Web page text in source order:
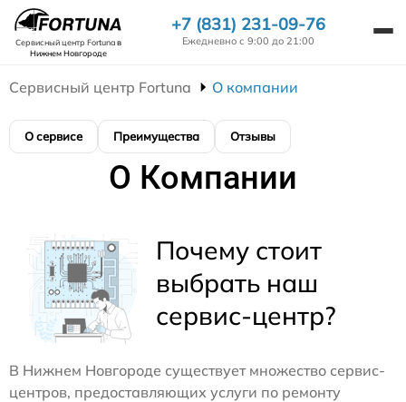
Сервисный центр Fortunaв
Нижнем Новгороде
+7 (831) 231-09-76
Ежедневно с 9:00 до 21:00
Сервисный центр Fortuna О компании
О сервисе Преимущества Отзывы
О Компании
Почему стоит
выбрать наш
сервис-центр?
В Нижнем Новгороде существует множество сервис-
центров, предоставляющих услуги по ремонту